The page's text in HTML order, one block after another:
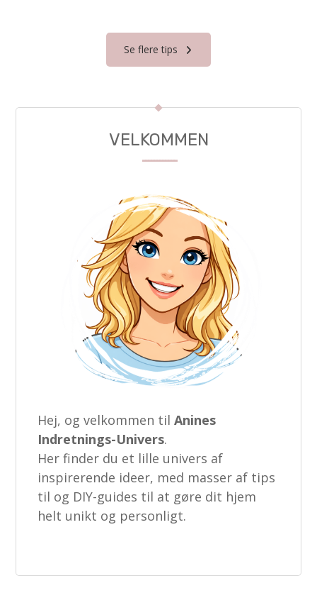
Se flere tips
------------
VELKOMMEN
Hej, og velkommen tilAnines
Indretnings-Univers.
Her finder du et lille univers af
inspirerende ideer, med masser af tips
til og DIY-guides til at gøre dit hjem
helt unikt og personligt.